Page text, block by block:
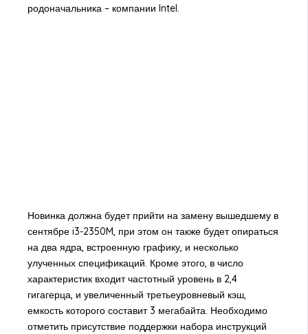
родоначальника – компании Intel.
Новинка должна будет прийти на замену вышедшему в
сентябре i3-2350M, при этом он также будет опираться
на два ядра, встроенную графику, и несколько
улученных спецификаций. Кроме этого, в число
характеристик входит частотный уровень в 2,4
гигагерца, и увеличенный третьеуровневый кэш,
емкость которого составит 3 мегабайта. Необходимо
отметить присутствие поддержки набора инструкций